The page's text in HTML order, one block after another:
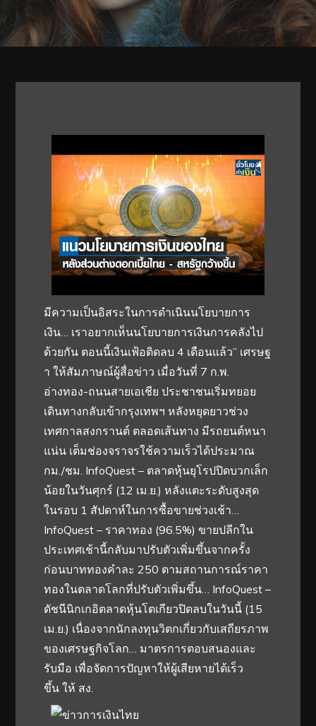
มีความเป็นอิสระในการดำเนินนโยบายการ
เงิน… เราอยากเห็นนโยบายการเงินการคลังไป
ด้วยกัน ตอนนี้เงินเฟ้อติดลบ 4 เดือนแล้ว” เศรษฐ
า ให้สัมภาษณ์ผู้สื่อข่าว เมื่อวันที่ 7 ก.พ.
อ่างทอง-ถนนสายเอเชีย ประชาชนเริ่มทยอย
เดินทางกลับเข้ากรุงเทพฯ หลังหยุดยาวช่วง
เทศกาลสงกรานต์ ตลอดเส้นทาง มีรถยนต์หนา
แน่น เต็มช่องจราจรใช้ความเร็วได้ประมาณ
กม./ชม. InfoQuest – ตลาดหุ้นยุโรปปิดบวกเล็ก
น้อยในวันศุกร์ (12 เม.ย.) หลังแตะระดับสูงสุด
ในรอบ 1 สัปดาห์ในการซื้อขายช่วงเช้า…
InfoQuest – ราคาทอง (96.5%) ขายปลีกใน
ประเทศเช้านี้กลับมาปรับตัวเพิ่มขึ้นจากครั้ง
ก่อนบาททองคำละ 250 ตามสถานการณ์ราคา
ทองในตลาดโลกที่ปรับตัวเพิ่มขึ้น… InfoQuest –
ดัชนีนิกเกอิตลาดหุ้นโตเกียวปิดลบในวันนี้ (15
เม.ย.) เนื่องจากนักลงทุนวิตกเกี่ยวกับเสถียรภาพ
ของเศรษฐกิจโลก… มาตรการตอบสนองและ
รับมือ เพื่อจัดการปัญหาให้ผู้เสียหายได้เร็ว
ขึ้น ให้ สง.